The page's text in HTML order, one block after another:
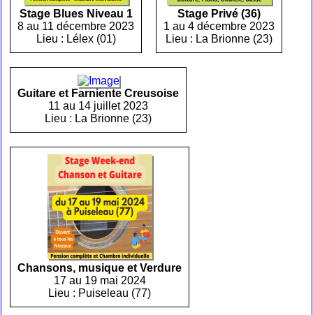
Stage Blues Niveau 1
8 au 11 décembre 2023
Lieu : Lélex (01)
Stage Privé (36)
1 au 4 décembre 2023
Lieu : La Brionne (23)
Guitare et Farniente Creusoise
11 au 14 juillet 2023
Lieu : La Brionne (23)
Chansons, musique et Verdure
17 au 19 mai 2024
Lieu : Puiseleau (77)